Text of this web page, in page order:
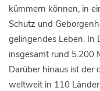
kümmern können, in
Schutz und
gelingendes Leben. In
insgesamt rund 5.200
Darüber hinaus ist der
weltweit in 110